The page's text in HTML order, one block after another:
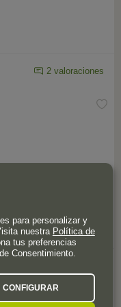
2 valoraciones
para personalizar y
nuestra Política de
tus preferencias
Consentimiento.
CONFIGURAR